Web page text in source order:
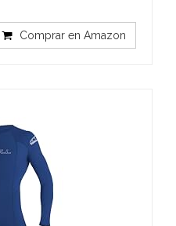
Comprar en Amazon